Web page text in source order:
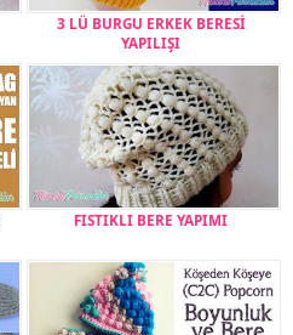
3 LÜ BURGU ERKEK BERESİ
YAPILIŞI
FISTIKLI BERE YAPIMI